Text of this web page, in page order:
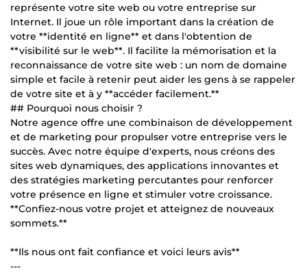
représente votre site web ou votre entreprise sur
Internet. Il joue un rôle important dans la création de
votre **identité en ligne** et dans l'obtention de
**visibilité sur le web**. Il facilite la mémorisation et la
reconnaissance de votre site web : un nom de domaine
simple et facile à retenir peut aider les gens à se rappeler
de votre site et à y **accéder facilement.**
## Pourquoi nous choisir ?
Notre agence offre une combinaison de développement
et de marketing pour propulser votre entreprise vers le
succès. Avec notre équipe d'experts, nous créons des
sites web dynamiques, des applications innovantes et
des stratégies marketing percutantes pour renforcer
votre présence en ligne et stimuler votre croissance.
**Confiez-nous votre projet et atteignez de nouveaux
sommets.**
**Ils nous ont fait confiance et voici leurs avis**
---